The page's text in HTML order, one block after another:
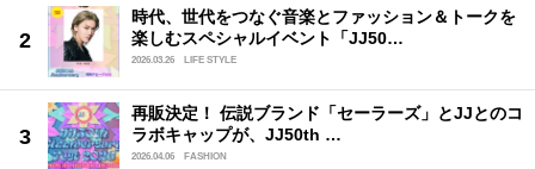
時代、世代をつなぐ音楽とファッション＆トークを
楽しむスペシャルイベント「JJ50…
2026.03.26 LIFE STYLE
再販決定！ 伝説ブランド「セーラーズ」とJJとのコ
ラボキャップが、JJ50th …
2026.04.06 FASHION